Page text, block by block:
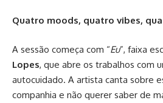
Quatro moods, quatro vibes,
A sessão começa com “Eu”, faixa
Lopes, que abre os trabalhos com
autocuidado. A artista canta sobre
companhia e não querer saber de